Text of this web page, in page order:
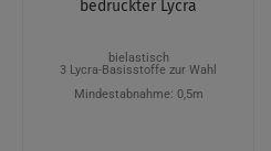
bedruckter Lycra
bielastisch
3 Lycra-Basisstoffe zur Wahl
Mindestabnahme: 0,5m